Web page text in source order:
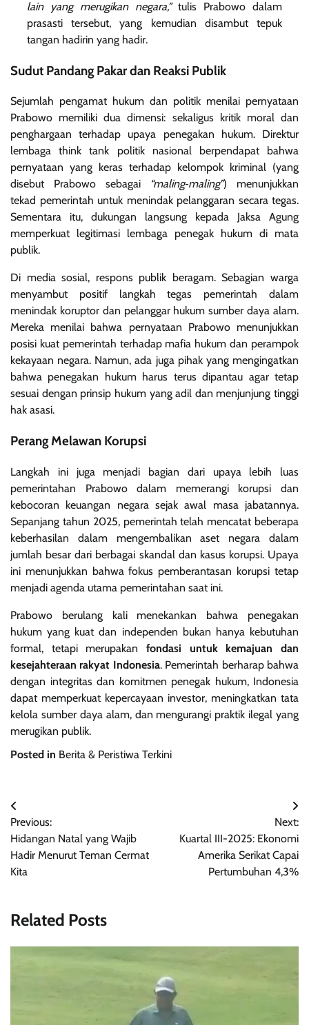
lain yang merugikan negara,”tulis Prabowo dalam
prasasti tersebut, yang kemudian disambut tepuk
tangan hadirin yang hadir.
Sudut Pandang Pakar dan Reaksi Publik
Sejumlah pengamat hukum dan politik menilai pernyataan
Prabowo memiliki dua dimensi: sekaligus kritik moral dan
penghargaan terhadap upaya penegakan hukum. Direktur
lembaga think tank politik nasional berpendapat bahwa
pernyataan yang keras terhadap kelompok kriminal (yang
disebut Prabowo sebagai
“maling‑maling”) menunjukkan
tekad pemerintah untuk menindak pelanggaran secara tegas.
Sementara itu, dukungan langsung kepada Jaksa Agung
memperkuat legitimasi lembaga penegak hukum di mata
publik.
Di media sosial, respons publik beragam. Sebagian warga
menyambut positif langkah tegas pemerintah dalam
menindak koruptor dan pelanggar hukum sumber daya alam.
Mereka menilai bahwa pernyataan Prabowo menunjukkan
posisi kuat pemerintah terhadap mafia hukum dan perampok
kekayaan negara. Namun, ada juga pihak yang mengingatkan
bahwa penegakan hukum harus terus dipantau agar tetap
sesuai dengan prinsip hukum yang adil dan menjunjung tinggi
hak asasi.
Perang Melawan Korupsi
Langkah ini juga menjadi bagian dari upaya lebih luas
pemerintahan Prabowo dalam memerangi korupsi dan
kebocoran keuangan negara sejak awal masa jabatannya.
Sepanjang tahun 2025, pemerintah telah mencatat beberapa
keberhasilan dalam mengembalikan aset negara dalam
jumlah besar dari berbagai skandal dan kasus korupsi. Upaya
ini menunjukkan bahwa fokus pemberantasan korupsi tetap
menjadi agenda utama pemerintahan saat ini.
Prabowo berulang kali menekankan bahwa penegakan
hukum yang kuat dan independen bukan hanya kebutuhan
formal, tetapi merupakan fondasi untuk kemajuan dan
kesejahteraan rakyat Indonesia. Pemerintah berharap bahwa
dengan integritas dan komitmen penegak hukum, Indonesia
dapat memperkuat kepercayaan investor, meningkatkan tata
kelola sumber daya alam, dan mengurangi praktik ilegal yang
merugikan publik.
Posted in Berita & Peristiwa Terkini
Navigasi
pos
Previous:
Hidangan Natal yang Wajib
Hadir Menurut Teman Cermat
Kita
Next:
Kuartal III-2025: Ekonomi
Amerika Serikat Capai
Pertumbuhan 4,3%
Related Posts